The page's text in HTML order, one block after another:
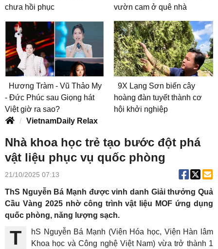
chưa hồi phục
vườn cam ở quê nhà
Hương Tràm - Vũ Thảo My
- Đức Phúc sau Giọng hát
Việt giờ ra sao?
9X Lạng Sơn biến cây
hoàng đàn tuyết thành cơ
hội khởi nghiệp
VietnamDaily Relax
Nhà khoa học trẻ tạo bước đột phá
vật liệu phục vụ quốc phòng
21/10/2025 07:13
ThS Nguyễn Bá Mạnh được vinh danh Giải thưởng Quả
Cầu Vàng 2025 nhờ công trình vật liệu MOF ứng dụng
quốc phòng, năng lượng sạch.
ThS Nguyễn Bá Mạnh (Viện Hóa học, Viện Hàn lâm
Khoa học và Công nghệ Việt Nam) vừa trở thành 1